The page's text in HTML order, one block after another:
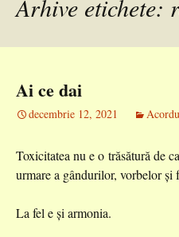
Arhive etichete:
Ai ce dai
decembrie 12, 2021
Toxicitatea nu e o trăsătură de
urmare a gândurilor, vorbelor și
La fel e și armonia.